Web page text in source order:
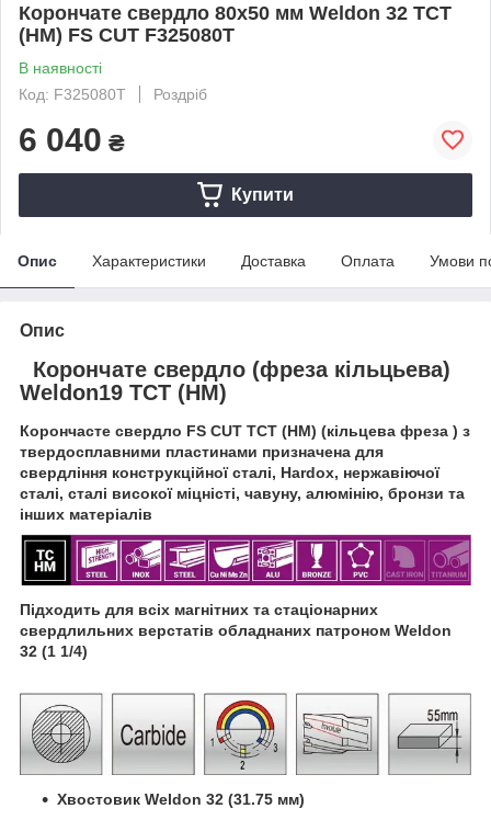
Корончате свердло 80x50 мм Weldon 32 TCT
(НМ) FS CUT F325080T
В наявності
Код: F325080T
Роздріб
6 040 ₴
Купити
Опис Характеристики Доставка Оплата Умови
Опис
Корончате свердло (фреза кільцьева)
Weldon19 TCT (HM)
Корончасте свердло FS CUT TCT (HM) (кільцева фреза ) з
твердосплавними пластинами призначена для
свердління конструкційної сталі, Hardox, нержавіючої
сталі, сталі високої міцністі, чавуну, алюмінію, бронзи та
інших матеріалів
Підходить для всіх магнітних та стаціонарних
свердлильних верстатів обладнаних патроном Weldon
32 (1 1/4)
Хвостовик Weldon 32 (31.75 мм)